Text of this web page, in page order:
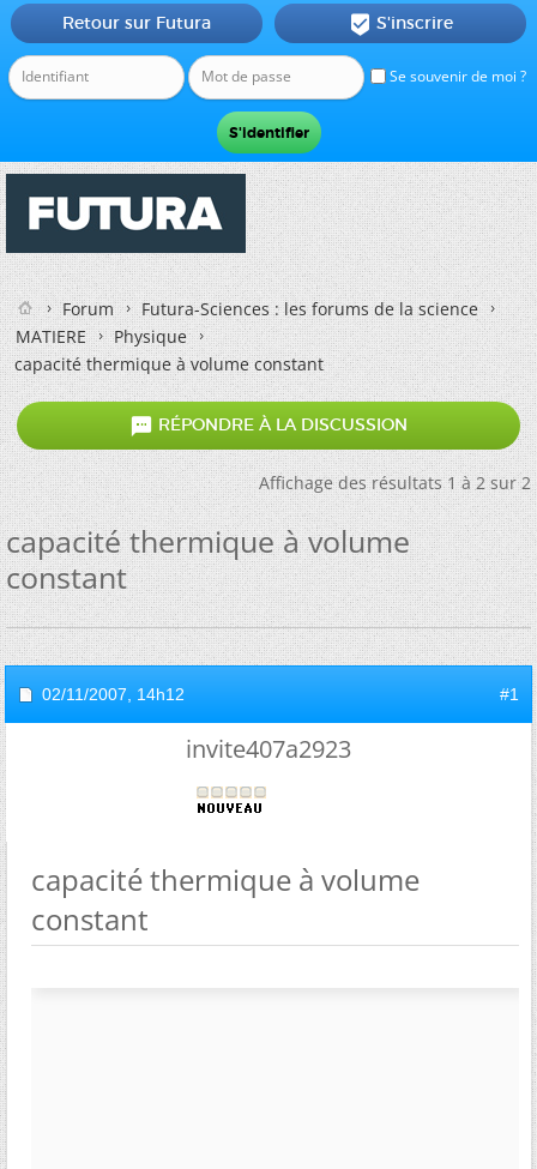
Se souvenir de moi ?
Retour sur Futura  S'inscrire
Forum
Futura-Sciences : les forums de la science
MATIERE
Physique
capacité thermique à volume constant
 RÉPONDRE À LA DISCUSSION
Affichage des résultats 1 à 2 sur 2
capacité thermique à volume
constant
02/11/2007, 14h12 #1
invite407a2923
capacité thermique à volume
constant